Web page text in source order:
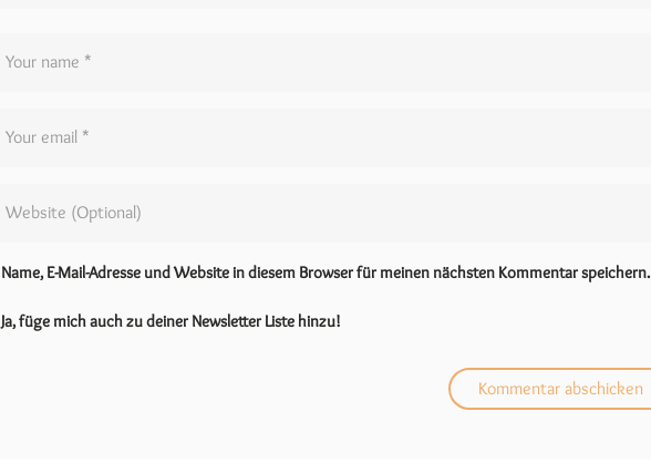
Name, E-Mail-Adresse und Website in diesem Browser für meinen nächsten Kommentar speichern.
Ja, füge mich auch zu deiner Newsletter Liste hinzu!